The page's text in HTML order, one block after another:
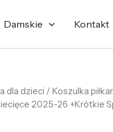
Damskie Kontakt
dla dzieci / Koszulka
2025-26 +Krótkie